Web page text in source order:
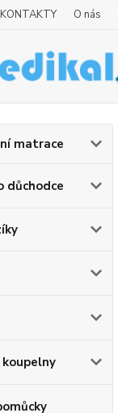
KONTAKTY O nás
matrace
důchodce
koupelny